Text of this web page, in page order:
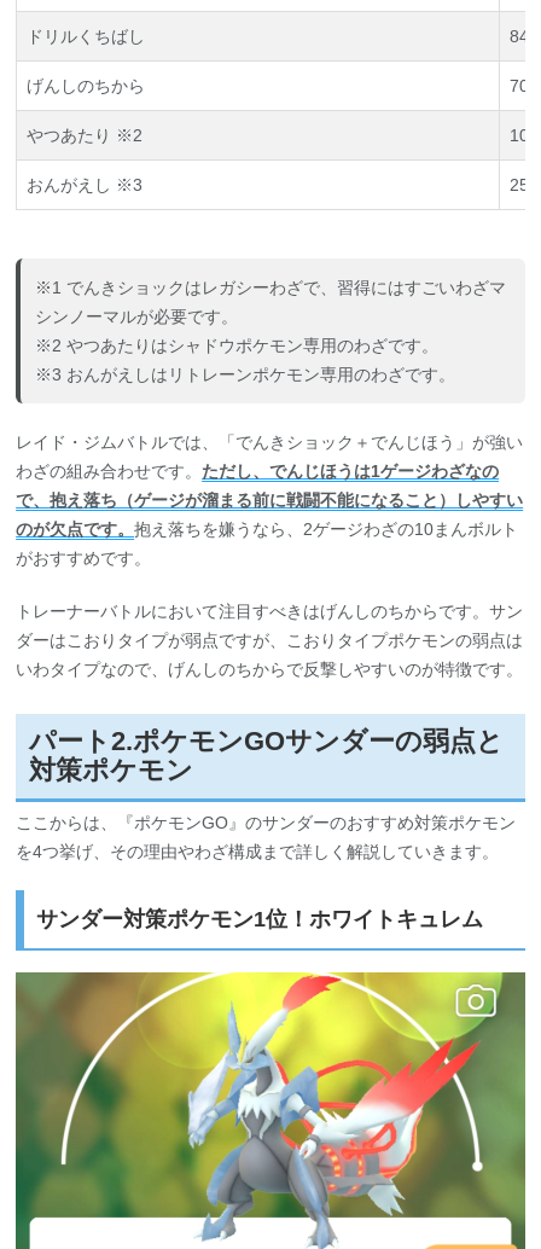
ドリルくちばし 84/
げんしのちから 70/
やつあたり ※2 10/
おんがえし ※3 25/
※1 でんきショックはレガシーわざで、習得にはすごいわざマ
シンノーマルが必要です。
※2 やつあたりはシャドウポケモン専用のわざです。
※3 おんがえしはリトレーンポケモン専用のわざです。
レイド・ジムバトルでは、「でんきショック＋でんじほう」が強い
わざの組み合わせです。 ただし、でんじほうは1ゲージわざなの
で、抱え落ち（ゲージが溜まる前に戦闘不能になること）しやすい
のが欠点です。抱え落ちを嫌うなら、2ゲージわざの10まんボルト
がおすすめです。
トレーナーバトルにおいて注目すべきはげんしのちからです。サン
ダーはこおりタイプが弱点ですが、こおりタイプポケモンの弱点は
いわタイプなので、げんしのちからで反撃しやすいのが特徴です。
パート2.ポケモンGOサンダーの弱点と
対策ポケモン
ここからは、『ポケモンGO』のサンダーのおすすめ対策ポケモン
を4つ挙げ、その理由やわざ構成まで詳しく解説していきます。
サンダー対策ポケモン1位！ホワイトキュレム